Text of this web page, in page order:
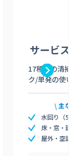
サービ
17種類の清
ク/単発の使
主
水回り（
床・窓・
屋外・空